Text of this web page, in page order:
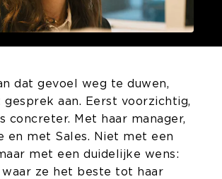
dat gevoel weg te duwen,
aan. Eerst voorzichtig,
concreter. Met haar manager,
en met Sales. Niet met een
met een duidelijke wens:
ze het beste tot haar